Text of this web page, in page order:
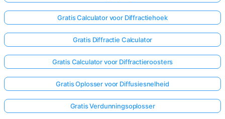
Log
hier
in!
Gratis Calculator voor Diffractiehoek
Gratis Diffractie Calculator
Gratis Calculator voor Diffractieroosters
Gratis Oplosser voor Diffusiesnelheid
Gratis Verdunningsoplosser